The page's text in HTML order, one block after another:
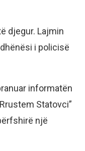
djegur. Lajmin
i policisë
informatën
Statovci”
një